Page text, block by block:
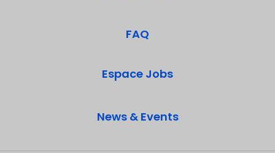
FAQ
Espace Jobs
News & Events